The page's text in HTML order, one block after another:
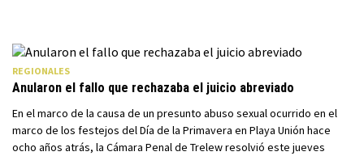
REGIONALES
Anularon el fallo que rechazaba el juicio abreviado
En el marco de la causa de un presunto abuso sexual ocurrido en el
marco de los festejos del Día de la Primavera en Playa Unión hace
ocho años atrás, la Cámara Penal de Trelew resolvió este jueves